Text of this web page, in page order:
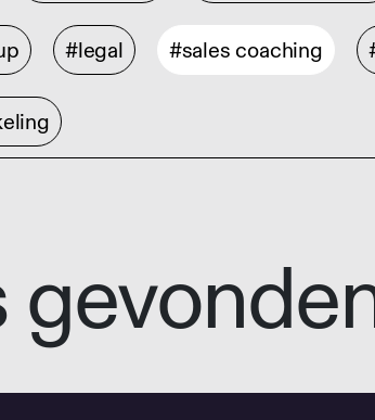
#legal #sales coaching